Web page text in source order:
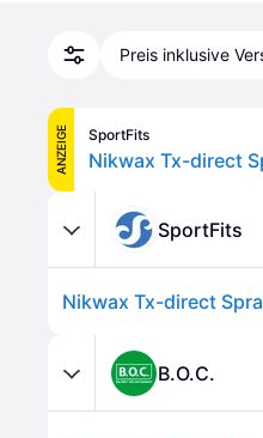
Preis inklusive
ANZEIGE SportFits
Nikwax Tx-direct
SportFits
Nikwax Tx-direct
B.O.C.